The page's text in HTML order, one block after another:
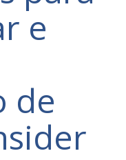
e
de